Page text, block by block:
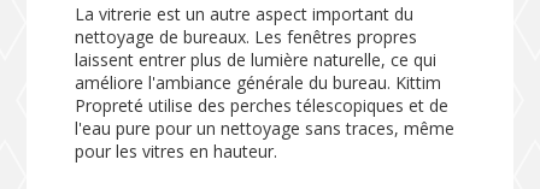
La vitrerie est un autre aspect important du
nettoyage de bureaux. Les fenêtres propres
laissent entrer plus de lumière naturelle, ce qui
améliore l'ambiance générale du bureau. Kittim
Propreté utilise des perches télescopiques et de
l'eau pure pour un nettoyage sans traces, même
pour les vitres en hauteur.